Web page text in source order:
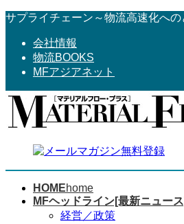
コ
へ
ス
ナ
ョ
ン
サプライチェーン～物流高速化への
会社情報
物流BOOKS
MFアジアネット
HOMEhome
MFヘッドライン[最新ニュー
経営／政策